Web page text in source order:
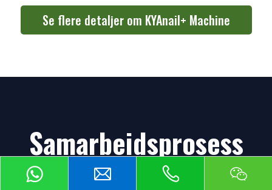
Se flere detaljer om KYAnail+ Machine
Samarbeidsprosess